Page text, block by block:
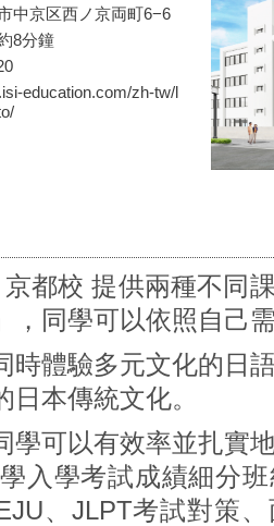
中京区西ノ京両町6−6
8分鐘
education.com/zh-tw/l
都校 提供兩種不同
，同學可以依照自己
時體驗多元文化的日
本傳統文化。
學可以有效率並扎實
入學考試成績細分
、JLPT考試對策